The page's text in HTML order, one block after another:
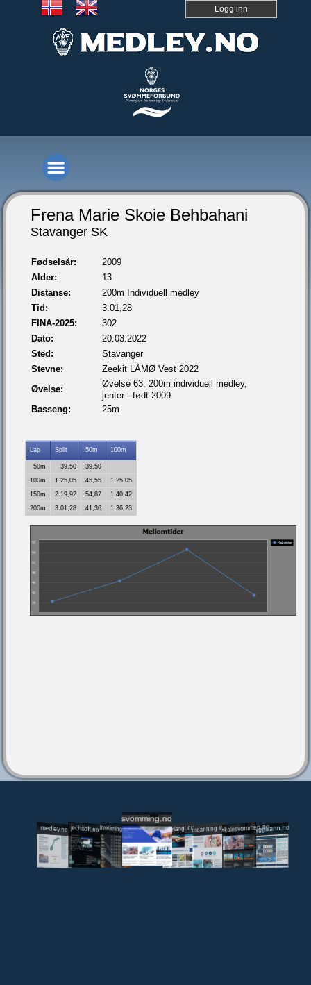
Logg inn
Frena Marie Skoie Behbahani
Stavanger SK
Fødselsår:
2009
Alder:
13
Distanse:
200m Individuell medley
Tid:
3.01,28
FINA-2025:
302
Dato:
20.03.2022
Sted:
Stavanger
Stevne:
Zeekit LÅMØ Vest 2022
Øvelse:
Øvelse 63. 200m individuell medley,
jenter - født 2009
Basseng:
25m
Lap Split 50m 100m
50m 39,50
39,50
100m
1.25,05 45,55
1.25,05
150m
2.19,92 54,87
1.40,42
200m
3.01,28 41,36 1.36,23
medley.no jechsoft.nolivetiming.medley.no
svomming.no
svomlangt.noutdanning.svomming.no
skolesvommen.notryggivann.no